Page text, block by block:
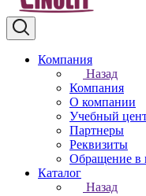
Компания
Назад
Компания
О компании
Учебный
Партнеры
Реквизиты
Обращение в
Каталог
Назад